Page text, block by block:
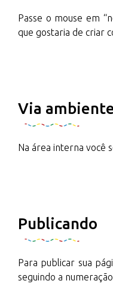
Passe o mouse em
que gostaria de criar
Via
Na área interna você
Publicando
Para publicar sua
seguindo a